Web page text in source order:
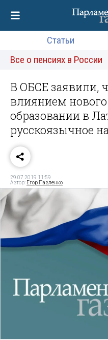
Статьи
Все о пенсиях в России
В ОБСЕ заявили,
влиянием нового
образовании в
русскоязычное
29.07.2019 11:59
Автор: Егор Павленко